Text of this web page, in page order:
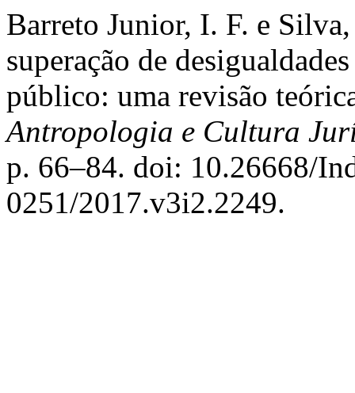
Barreto Junior, I. F. e
superação de
público: uma revisão
Antropologia e Cultura
p. 66–84. doi: 10.26668/
0251/2017.v3i2.2249.